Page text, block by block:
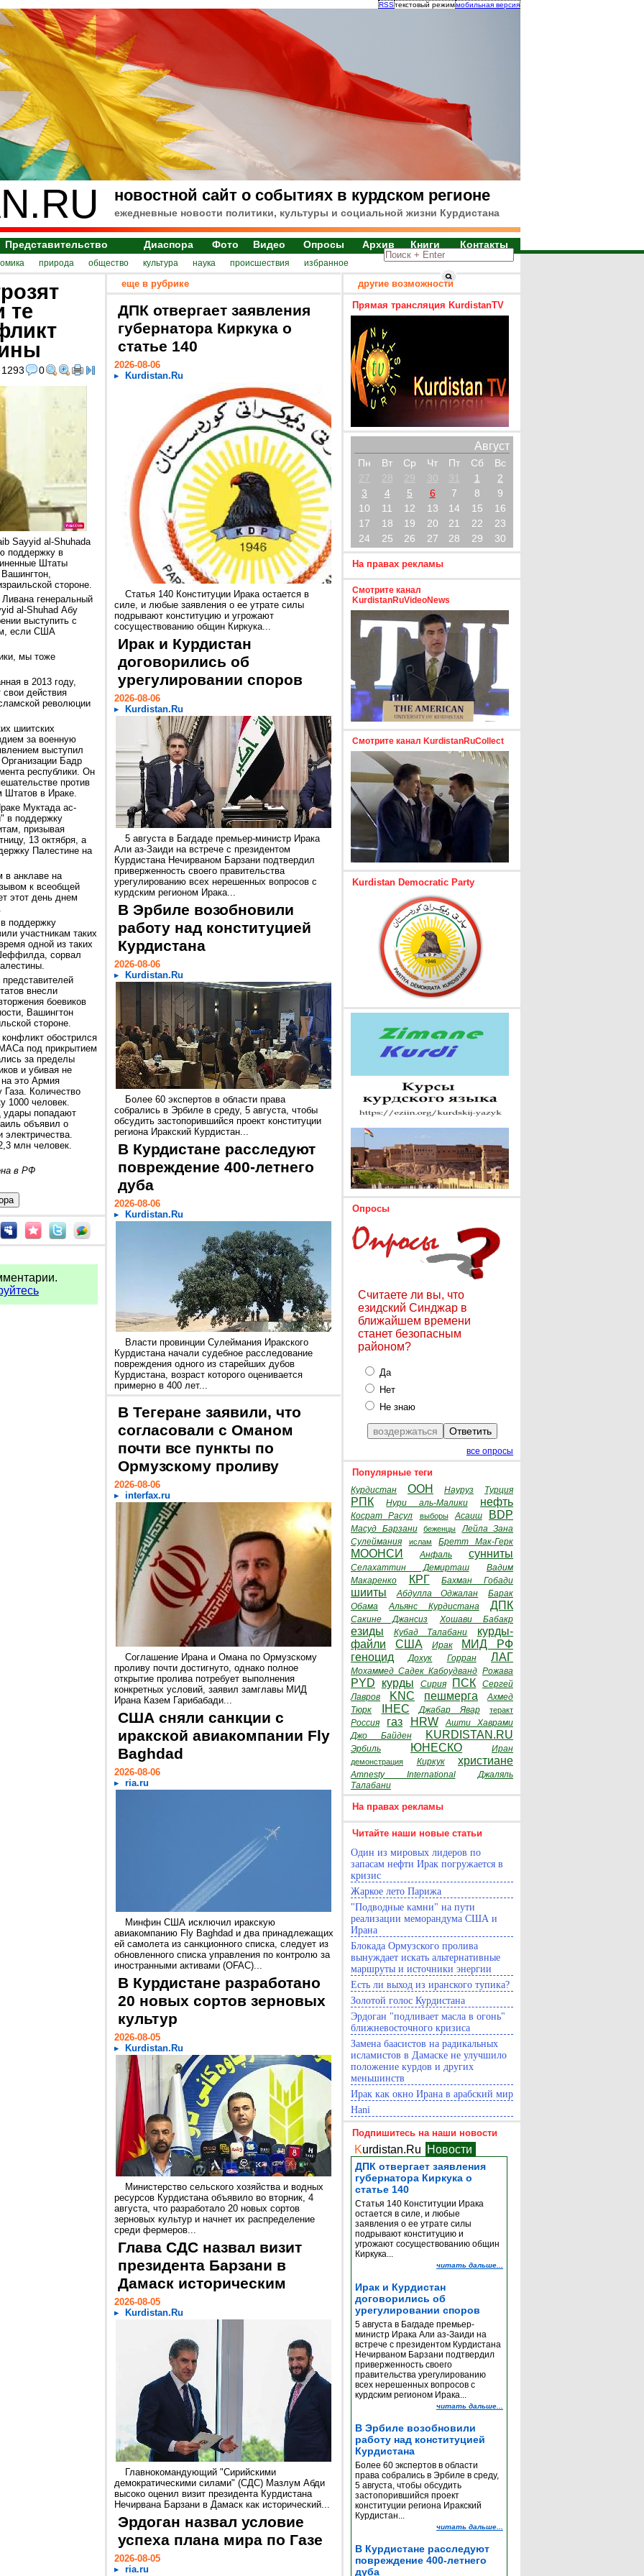
RSSтекстовый режиммобильная версия
новостной сайт о событиях в курдском регионе
ежедневные новости политики, культуры и социальной жизни Курдистана
Представительство Диаспора Фото Видео Опросы Архив Книги Контакты
природа общество культура наука происшествия избранное
те
1293 0
Sayyid al-Shuhada
поддержку в
Штаты
стороне.
генеральный
al-Shuhad Абу
выступить с
если США
мы тоже
в 2013 году,
действия
революции
шиитских
за военную
выступил
Бадр
республики. Он
против
Штатов в Ираке.
Муктада ас-
в поддержку
призывая
13 октября, а
Палестине на
в анклаве на
к всеобщей
этот день днем
поддержку
участникам таких
одной из таких
сорвал
внесли
боевиков
Вашингтон
стороне.
обострился
под прикрытием
за пределы
и убивая не
это Армия
Газа. Количество
1000 человек.
удары попадают
объявил о
электричества.
млн человек.
в РФ
еще в рубрике
ДПК отвергает заявления
губернатора Киркука о
статье 140
2026-08-06
Kurdistan.Ru
Статья 140 Конституции Ирака остается в
силе, и любые заявления о ее утрате силы
подрывают конституцию и угрожают
сосуществованию общин Киркука...
Ирак и Курдистан
договорились об
урегулировании споров
2026-08-06
Kurdistan.Ru
5 августа в Багдаде премьер-министр Ирака
Али аз-Заиди на встрече с президентом
Курдистана Нечирваном Барзани подтвердил
приверженность своего правительства
урегулированию всех нерешенных вопросов с
курдским регионом Ирака...
В Эрбиле возобновили
работу над конституцией
Курдистана
2026-08-06
Kurdistan.Ru
Более 60 экспертов в области права
собрались в Эрбиле в среду, 5 августа, чтобы
обсудить застопорившийся проект конституции
региона Иракский Курдистан...
В Курдистане расследуют
повреждение 400-летнего
дуба
2026-08-06
Kurdistan.Ru
Власти провинции Сулеймания Иракского
Курдистана начали судебное расследование
повреждения одного из старейших дубов
Курдистана, возраст которого оценивается
примерно в 400 лет...
В Тегеране заявили, что
согласовали с Оманом
почти все пункты по
Ормузскому проливу
2026-08-06
interfax.ru
Соглашение Ирана и Омана по Ормузскому
проливу почти достигнуто, однако полное
открытие пролива потребует выполнения
конкретных условий, заявил замглавы МИД
Ирана Казем Гарибабади...
США сняли санкции с
иракской авиакомпании Fly
Baghdad
2026-08-06
ria.ru
Минфин США исключил иракскую
авиакомпанию Fly Baghdad и два принадлежащих
ей самолета из санкционного списка, следует из
обновленного списка управления по контролю за
иностранными активами (OFAC)...
В Курдистане разработано
20 новых сортов зерновых
культур
2026-08-05
Kurdistan.Ru
Министерство сельского хозяйства и водных
ресурсов Курдистана объявило во вторник, 4
августа, что разработало 20 новых сортов
зерновых культур и начнет их распределение
среди фермеров...
Глава СДС назвал визит
президента Барзани в
Дамаск историческим
2026-08-05
Kurdistan.Ru
Главнокомандующий "Сирийскими
демократическими силами" (СДС) Мазлум Абди
высоко оценил визит президента Курдистана
Нечирвана Барзани в Дамаск как исторический...
Эрдоган назвал условие
успеха плана мира по Газе
2026-08-05
ria.ru
другие возможности
Прямая трансляция KurdistanTV
Август
Пн Вт Ср Чт Пт Сб
Вс
27
28 29 30 31 1
2
3
4 5 6 7 8
9
10
11 12 13 14 15
16
17
18 19 20 21 22
23
24
25 26 27 28 29 30
На правах рекламы
Смотрите канал
KurdistanRuVideoNews
Смотрите канал KurdistanRuCollect
Kurdistan Democratic Party
Опросы
Считаете ли вы, что
езидский Синджар в
ближайшем времени
станет безопасным
районом?
Да
Нет
Не знаю
все опросы
Популярные теги
Курдистан ООН Науруз Турция
РПК Нури аль-Малики нефть
Косрат Расул выборы Асаиш BDP
Масуд Барзани беженцы
Лейла Зана
Сулеймания
ислам Бретт Мак-Герк
МООНСИ Анфаль сунниты
Селахаттин Демирташ
Вадим
Макаренко
КРГ Бахман Гобади
шииты Абдулла Оджалан
Барак
Обама
Альянс Курдистана ДПК
Сакине Джансиз Хошави Бабакр
езиды Кубад Талабани
курды-
файли
США Ирак
МИД РФ
геноцид
Дохук Горран ЛАГ
Мохаммед Садек Кабоудванд Рожава
PYD курды Сирия ПСК
Сергей
Лавров
KNC пешмерга
Ахмед
Тюрк
IHEC Джабар Явар теракт
Россия газ HRW
Ашти Хаврами
Джо Байден
KURDISTAN.RU
Эрбиль ЮНЕСКО Иран
демонстрация Киркук христиане
Amnesty International
Джаляль
Талабани
На правах рекламы
Читайте наши новые статьи
Один из мировых лидеров по
запасам нефти Ирак погружается в
кризис
Жаркое лето Парижа
"Подводные камни" на пути
реализации меморандума США и
Ирана
Блокада Ормузского пролива
вынуждает искать альтернативные
маршруты и источники энергии
Есть ли выход из иранского тупика?
Золотой голос Курдистана
Эрдоган "подливает масла в огонь"
ближневосточного кризиса
Замена баасистов на радикальных
исламистов в Дамаске не улучшило
положение курдов и других
меньшинств
Ирак как окно Ирана в арабский мир
Hani
Подпишитесь на наши новости
Kurdistan.Ru Новости
ДПК отвергает заявления
губернатора Киркука о
статье 140
Статья 140 Конституции Ирака
остается в силе, и любые
заявления о ее утрате силы
подрывают конституцию и
угрожают сосуществованию общин
Киркука...
читать дальше...
Ирак и Курдистан
договорились об
урегулировании споров
5 августа в Багдаде премьер-
министр Ирака Али аз-Заиди на
встрече с президентом Курдистана
Нечирваном Барзани подтвердил
приверженность своего
правительства урегулированию
всех нерешенных вопросов с
курдским регионом Ирака...
читать дальше...
В Эрбиле возобновили
работу над конституцией
Курдистана
Более 60 экспертов в области
права собрались в Эрбиле в среду,
5 августа, чтобы обсудить
застопорившийся проект
конституции региона Иракский
Курдистан...
читать дальше...
В Курдистане расследуют
повреждение 400-летнего
дуба